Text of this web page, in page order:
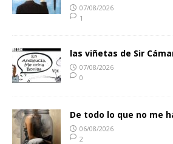
07/08/2026
1
las viñetas de Sir
07/08/2026
0
De todo lo que no me
06/08/2026
2